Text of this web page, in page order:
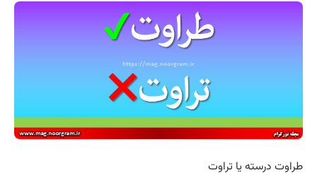
طراوت درسته یا تراوت